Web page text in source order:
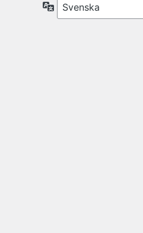
Språk